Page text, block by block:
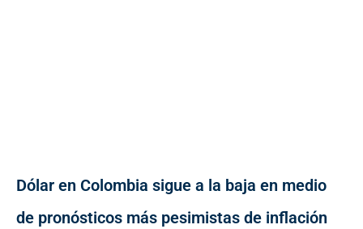
Dólar en Colombia sigue a la baja en medio
de pronósticos más pesimistas de inflación